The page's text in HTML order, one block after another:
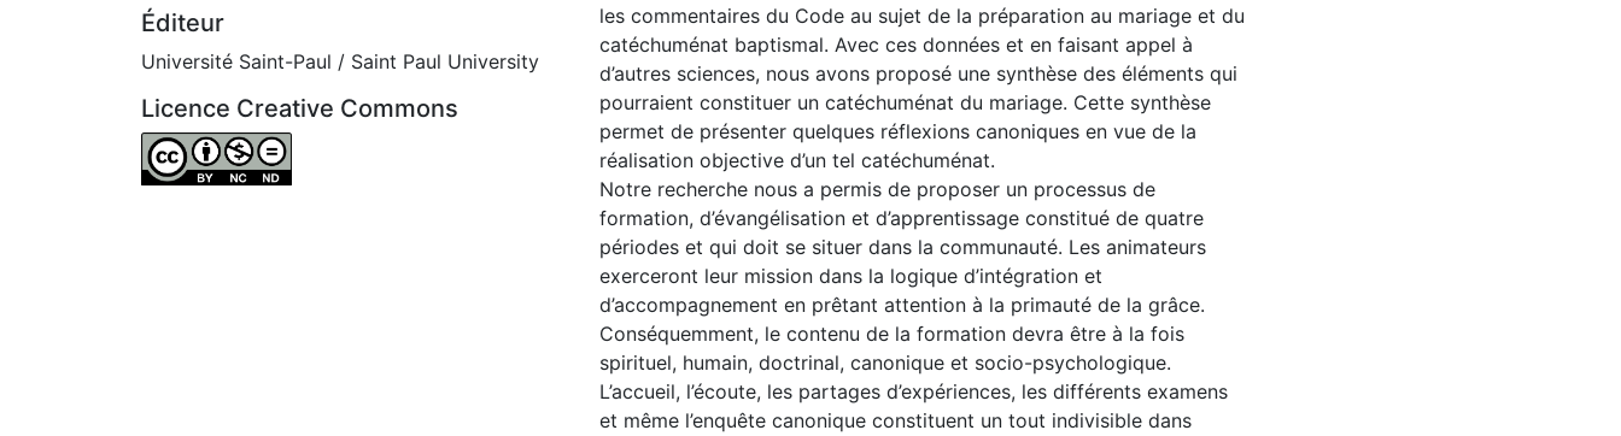
Éditeur
Université Saint-Paul / Saint Paul University
Licence Creative Commons
Attribution-NonCommercial-NoDerivatives 4.0 International
les commentaires du Code au sujet de la préparation au mariage et du
catéchuménat baptismal. Avec ces données et en faisant appel à
d’autres sciences, nous avons proposé une synthèse des éléments qui
pourraient constituer un catéchuménat du mariage. Cette synthèse
permet de présenter quelques réflexions canoniques en vue de la
réalisation objective d’un tel catéchuménat.
Notre recherche nous a permis de proposer un processus de
formation, d’évangélisation et d’apprentissage constitué de quatre
périodes et qui doit se situer dans la communauté. Les animateurs
exerceront leur mission dans la logique d’intégration et
d’accompagnement en prêtant attention à la primauté de la grâce.
Conséquemment, le contenu de la formation devra être à la fois
spirituel, humain, doctrinal, canonique et socio-psychologique.
L’accueil, l’écoute, les partages d’expériences, les différents examens
et même l’enquête canonique constituent un tout indivisible dans